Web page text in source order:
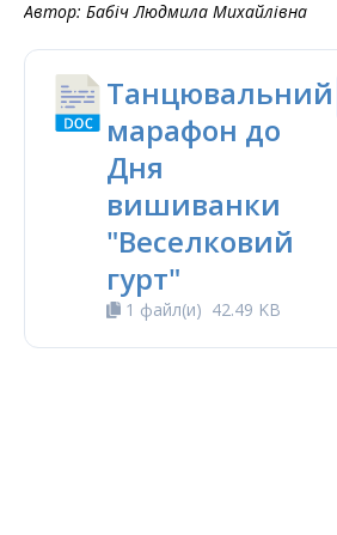
Автор: Бабіч Людмила Михайлівна
Танцювальний
марафон до
Дня
вишиванки
"Веселковий
гурт"
1 файл(и) 42.49 KB